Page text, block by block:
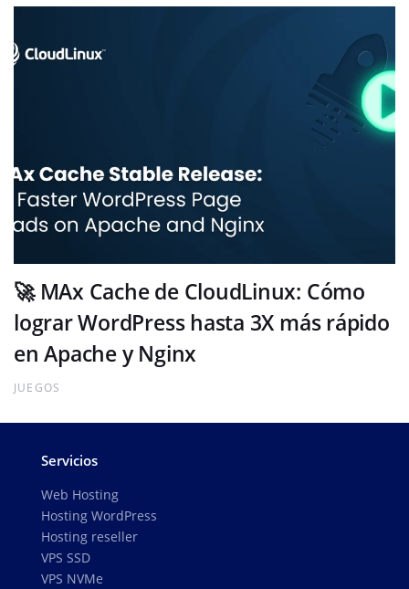
🚀 MAx Cache de CloudLinux: Cómo
lograr WordPress hasta 3X más rápido
en Apache y Nginx
JUEGOS
Servicios
Web Hosting
Hosting WordPress
Hosting reseller
VPS SSD
VPS NVMe